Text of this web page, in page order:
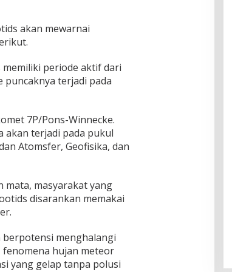
akan mewarnai
periode aktif dari
puncaknya terjadi pada
7P/Pons-Winnecke.
akan terjadi pada pukul
Atomsfer, Geofisika, dan
mata, masyarakat yang
disarankan memakai
berpotensi menghalangi
hujan meteor
yang gelap tanpa polusi